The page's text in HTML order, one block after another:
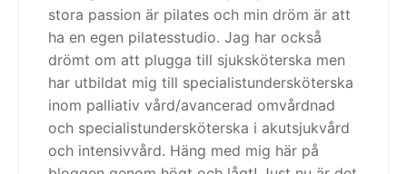
stora passion är pilates och min dröm är att
ha en egen pilatesstudio. Jag har också
drömt om att plugga till sjuksköterska men
har utbildat mig till specialistundersköterska
inom palliativ vård/avancerad omvårdnad
och specialistundersköterska i akutsjukvård
och intensivvård. Häng med mig här på